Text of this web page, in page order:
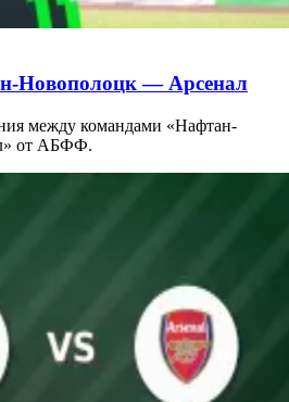
Новополоцк — Арсенал
между командами «Нафтан-
от АБФФ.